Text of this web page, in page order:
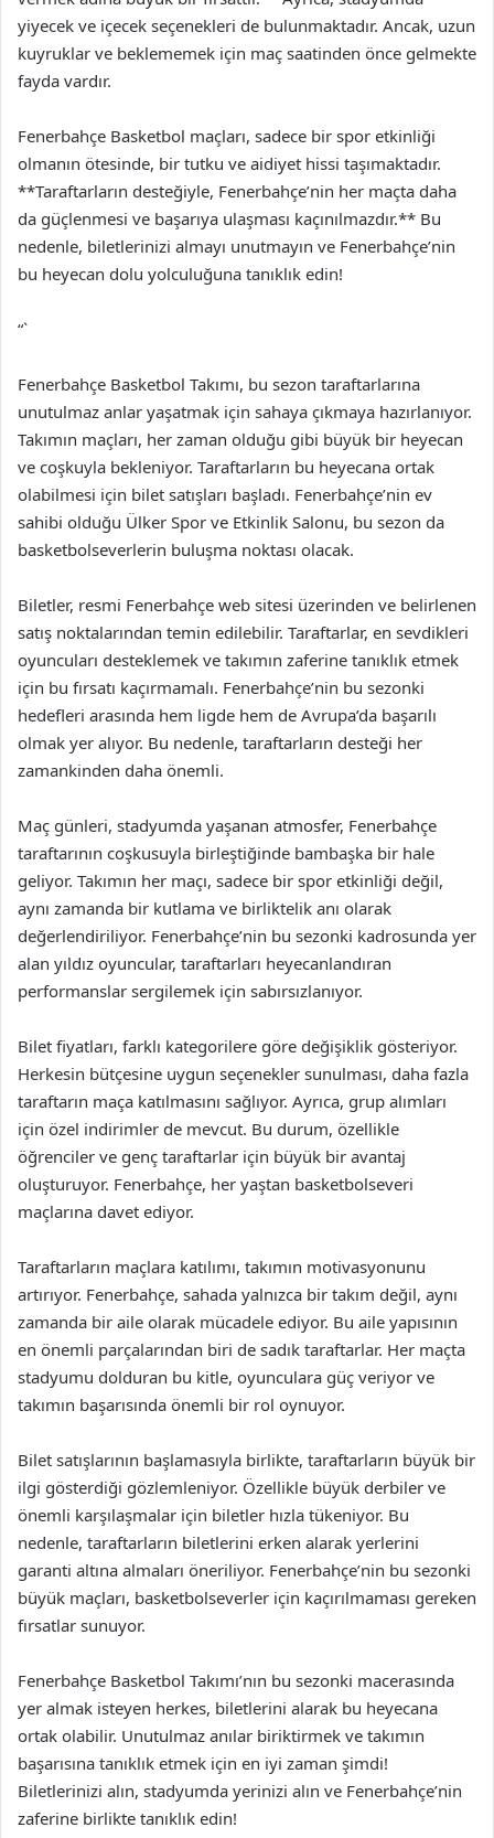
yiyecek ve içecek seçenekleri de bulunmaktadır. Ancak, uzun
kuyruklar ve beklememek için maç saatinden önce gelmekte
fayda vardır.
Fenerbahçe Basketbol maçları, sadece bir spor etkinliği
olmanın ötesinde, bir tutku ve aidiyet hissi taşımaktadır.
**Taraftarların desteğiyle, Fenerbahçe’nin her maçta daha
da güçlenmesi ve başarıya ulaşması kaçınılmazdır.** Bu
nedenle, biletlerinizi almayı unutmayın ve Fenerbahçe’nin
bu heyecan dolu yolculuğuna tanıklık edin!
“`
Fenerbahçe Basketbol Takımı, bu sezon taraftarlarına
unutulmaz anlar yaşatmak için sahaya çıkmaya hazırlanıyor.
Takımın maçları, her zaman olduğu gibi büyük bir heyecan
ve coşkuyla bekleniyor. Taraftarların bu heyecana ortak
olabilmesi için bilet satışları başladı. Fenerbahçe’nin ev
sahibi olduğu Ülker Spor ve Etkinlik Salonu, bu sezon da
basketbolseverlerin buluşma noktası olacak.
Biletler, resmi Fenerbahçe web sitesi üzerinden ve belirlenen
satış noktalarından temin edilebilir. Taraftarlar, en sevdikleri
oyuncuları desteklemek ve takımın zaferine tanıklık etmek
için bu fırsatı kaçırmamalı. Fenerbahçe’nin bu sezonki
hedefleri arasında hem ligde hem de Avrupa’da başarılı
olmak yer alıyor. Bu nedenle, taraftarların desteği her
zamankinden daha önemli.
Maç günleri, stadyumda yaşanan atmosfer, Fenerbahçe
taraftarının coşkusuyla birleştiğinde bambaşka bir hale
geliyor. Takımın her maçı, sadece bir spor etkinliği değil,
aynı zamanda bir kutlama ve birliktelik anı olarak
değerlendiriliyor. Fenerbahçe’nin bu sezonki kadrosunda yer
alan yıldız oyuncular, taraftarları heyecanlandıran
performanslar sergilemek için sabırsızlanıyor.
Bilet fiyatları, farklı kategorilere göre değişiklik gösteriyor.
Herkesin bütçesine uygun seçenekler sunulması, daha fazla
taraftarın maça katılmasını sağlıyor. Ayrıca, grup alımları
için özel indirimler de mevcut. Bu durum, özellikle
öğrenciler ve genç taraftarlar için büyük bir avantaj
oluşturuyor. Fenerbahçe, her yaştan basketbolseveri
maçlarına davet ediyor.
Taraftarların maçlara katılımı, takımın motivasyonunu
artırıyor. Fenerbahçe, sahada yalnızca bir takım değil, aynı
zamanda bir aile olarak mücadele ediyor. Bu aile yapısının
en önemli parçalarından biri de sadık taraftarlar. Her maçta
stadyumu dolduran bu kitle, oyunculara güç veriyor ve
takımın başarısında önemli bir rol oynuyor.
Bilet satışlarının başlamasıyla birlikte, taraftarların büyük bir
ilgi gösterdiği gözlemleniyor. Özellikle büyük derbiler ve
önemli karşılaşmalar için biletler hızla tükeniyor. Bu
nedenle, taraftarların biletlerini erken alarak yerlerini
garanti altına almaları öneriliyor. Fenerbahçe’nin bu sezonki
büyük maçları, basketbolseverler için kaçırılmaması gereken
fırsatlar sunuyor.
Fenerbahçe Basketbol Takımı’nın bu sezonki macerasında
yer almak isteyen herkes, biletlerini alarak bu heyecana
ortak olabilir. Unutulmaz anılar biriktirmek ve takımın
başarısına tanıklık etmek için en iyi zaman şimdi!
Biletlerinizi alın, stadyumda yerinizi alın ve Fenerbahçe’nin
zaferine birlikte tanıklık edin!